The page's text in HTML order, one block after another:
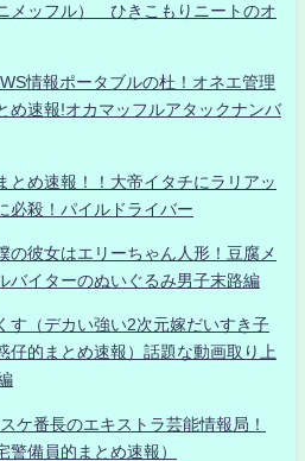
メッフル） ひきこもりニートのオ
情報ポータブルの杜！オネエ管理
め速報!オカマッフルアタックナンバ
とめ速報！！大帝イタチにラリアッ
必殺！パイルドライバー
彼女はエリーちゃん人形！豆腐メ
バイターのぬいぐるみ男子末路編
す（デカい強い2次元嫁だいすき子
仔的まとめ速報）話題な動画取り上
ケ番長のエキストラ芸能情報局！
警備員的まとめ速報）